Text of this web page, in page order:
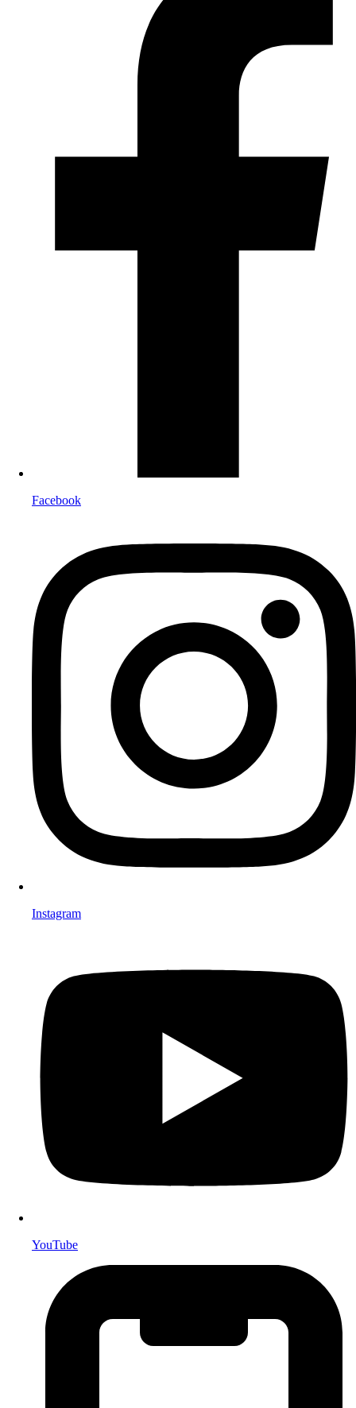
Facebook
Instagram
YouTube